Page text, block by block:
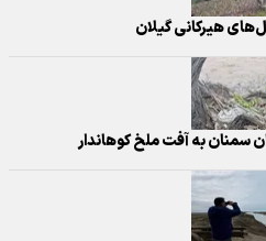
هیرکانی گیلان